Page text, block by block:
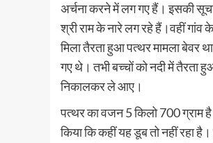
अर्चना करने में लग गए हैं। इसकी
श्री राम के नारे लग रहे हैं।वहीं गांव
मिला तैरता हुआ पत्थर मामला बेवर
गए थे। तभी बच्चों को नदी में तैरता
निकालकर ले आए।
पत्थर का वजन 5 किलो 700 ग्राम
किया कि कहीं यह डूब तो नहीं रहा